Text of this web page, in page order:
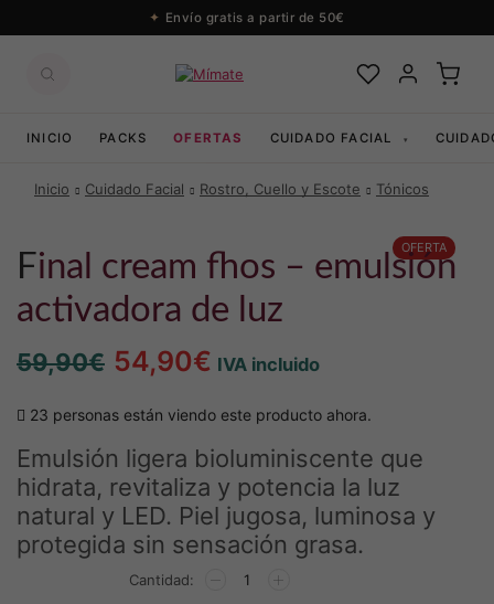
Envío gratis a partir de 50€
INICIO PACKS OFERTAS CUIDADO FACIAL ▾
Inicio Cuidado Facial Rostro, Cuello y Escote Tónicos
OFERTA
final cream fhos – emulsión
activadora de luz
59,90€ El
era:
59,90€.
54,90€ El
actual
es:
54,90€.
IVA incluido
23 personas están viendo este producto ahora.
Emulsión ligera bioluminiscente que
hidrata, revitaliza y potencia la luz
natural y LED. Piel jugosa, luminosa y
protegida sin sensación grasa.